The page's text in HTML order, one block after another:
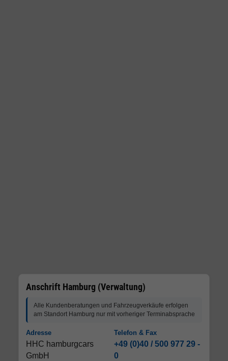
Anschrift Hamburg (Verwaltung)
Alle Kundenberatungen und Fahrzeugverkäufe erfolgen
am Standort Hamburg nur mit vorheriger Terminabsprache
Adresse
HHC hamburgcars
GmbH
Telefon & Fax
+49 (0)40 / 500 977 29 -
0